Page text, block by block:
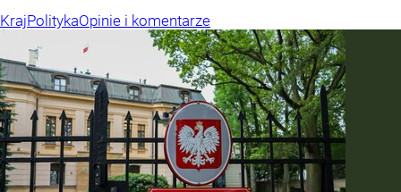
KrajPolitykaOpinie i komentarze